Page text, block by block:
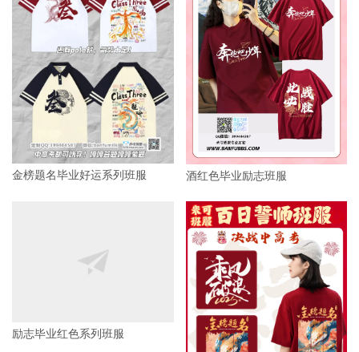
金榜题名毕业好运系列班服 酒红色毕业励志班服